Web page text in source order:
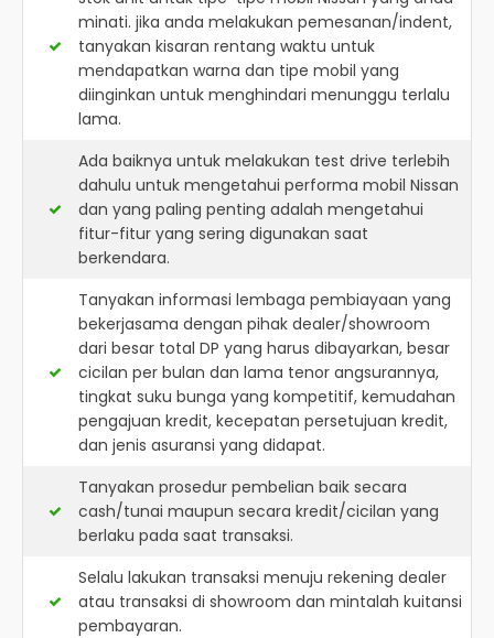
minati. jika anda melakukan pemesanan/indent,
tanyakan kisaran rentang waktu untuk
mendapatkan warna dan tipe mobil yang
diinginkan untuk menghindari menunggu terlalu
lama.
Ada baiknya untuk melakukan test drive terlebih
dahulu untuk mengetahui performa mobil Nissan
dan yang paling penting adalah mengetahui
fitur-fitur yang sering digunakan saat
berkendara.
Tanyakan informasi lembaga pembiayaan yang
bekerjasama dengan pihak dealer/showroom
dari besar total DP yang harus dibayarkan, besar
cicilan per bulan dan lama tenor angsurannya,
tingkat suku bunga yang kompetitif, kemudahan
pengajuan kredit, kecepatan persetujuan kredit,
dan jenis asuransi yang didapat.
Tanyakan prosedur pembelian baik secara
cash/tunai maupun secara kredit/cicilan yang
berlaku pada saat transaksi.
Selalu lakukan transaksi menuju rekening dealer
atau transaksi di showroom dan mintalah kuitansi
pembayaran.